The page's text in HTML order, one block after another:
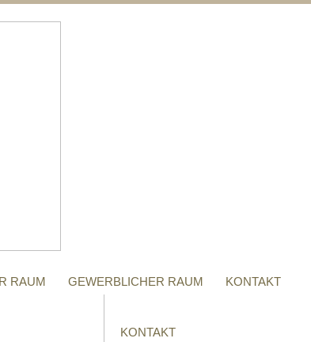
RAUM GEWERBLICHER RAUM KONTAKT
KONTAKT